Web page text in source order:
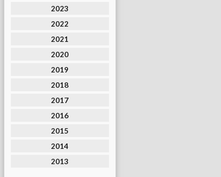
2023
2022
2021
2020
2019
2018
2017
2016
2015
2014
2013